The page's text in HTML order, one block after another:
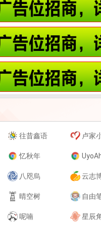
往昔鑫语 卢家
忆秋年
八咫烏 云志
晴空树 自由
呢喃 星辰